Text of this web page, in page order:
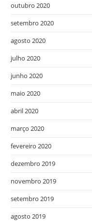
outubro 2020
setembro 2020
agosto 2020
julho 2020
junho 2020
maio 2020
abril 2020
março 2020
fevereiro 2020
dezembro 2019
novembro 2019
setembro 2019
agosto 2019